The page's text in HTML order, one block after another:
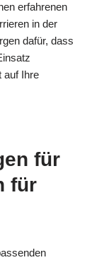
erfahrenen
in der
dafür, dass
auf Ihre
für
für